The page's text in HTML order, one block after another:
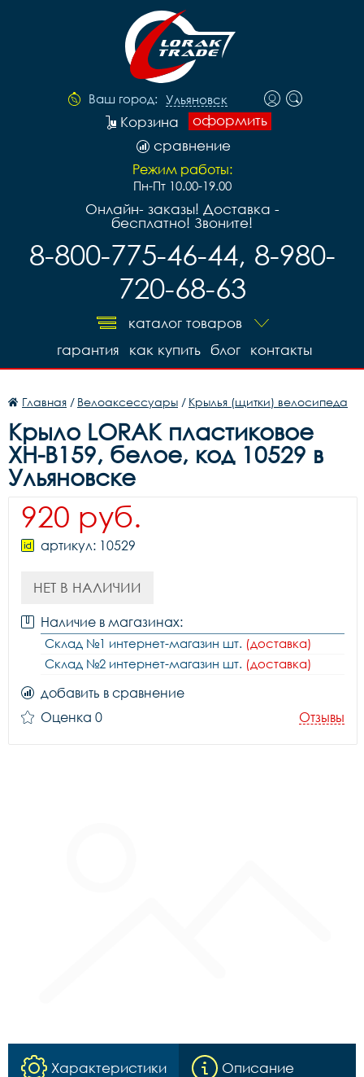
Ваш город: Ульяновск
оформить
Корзина
сравнение
Режим работы:
Пн-Пт 10.00-19.00
Онлайн- заказы! Доставка -
бесплатно! Звоните!
8-800-775-46-44, 8-980-
720-68-63
каталог товаров
контакты
блог
как купить
гарантия
Главная / Велоаксессуары / Крылья (щитки) велосипеда
Крыло LORAK пластиковое
XH-B159, белое, код 10529 в
Ульяновске
920 руб.
артикул: 10529
НЕТ В НАЛИЧИИ
Наличие в магазинах:
Склад №1 интернет-магазин шт. (доставка)
Склад №2 интернет-магазин шт. (доставка)
добавить в сравнение
Оценка 0
Отзывы
Характеристики Описание